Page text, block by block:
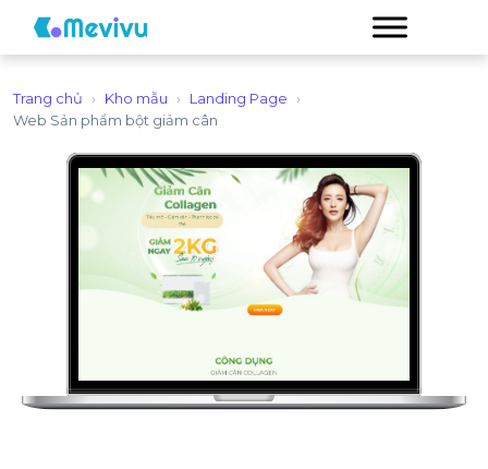
Trang chủ › Kho mẫu › Landing Page
›
Web Sản phẩm bột giảm cân